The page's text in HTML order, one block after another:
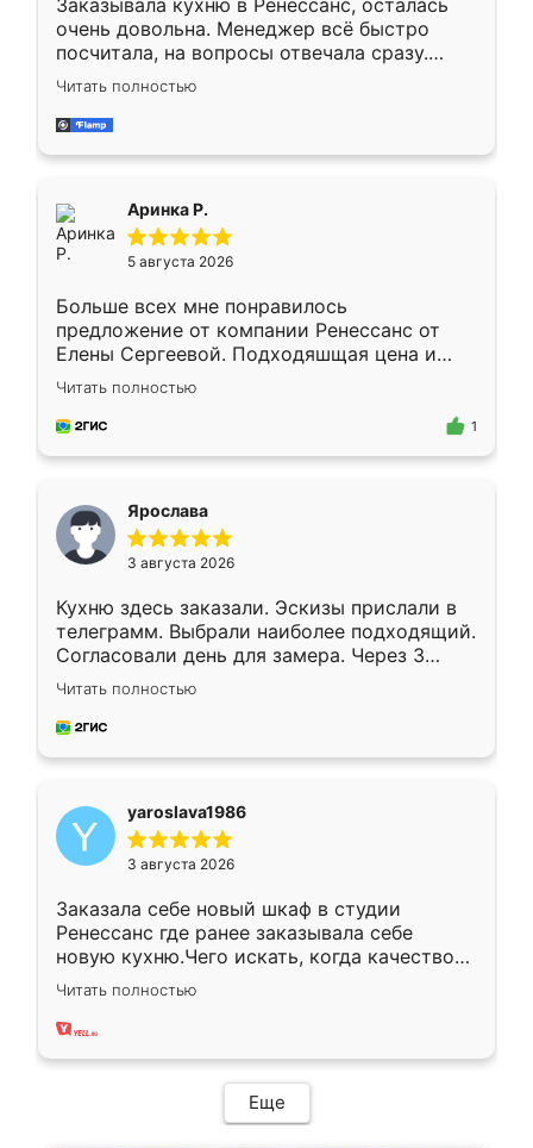
Заказывала кухню в Ренессанс, осталась
очень довольна. Менеджер всё быстро
посчитала, на вопросы отвечала сразу.
Замерщик приехал в субботу, подошёл к
делу со всей ответственностью. Собрали
за день, ребята работали аккуратно, даже
Читать полностью
Аринка Р.
5 августа 2026
Больше всех мне понравилось
предложение от компании Ренессанс от
Елены Сергеевой. Подходяшщая цена и
короткие сроки изготовления. Приехавший
для замера сотрудник Владислав
предложил по моему эскизу самый
Читать полностью
1
Ярослава
3 августа 2026
Кухню здесь заказали. Эскизы прислали в
телеграмм. Выбрали наиболее подходящий.
Согласовали день для замера. Через 3
недели кухня была уже готова. Остались
довольны работой. Спасибо Ренессанс
мебель за качественную работу!
Читать полностью
yaroslava1986
3 августа 2026
Заказала себе новый шкаф в студии
Ренессанс где ранее заказывала себе
новую кухню.Чего искать, когда качеством
вполне довольна. Служит кухня уже почти
два года, нареканий нет.
Читать полностью
Еще